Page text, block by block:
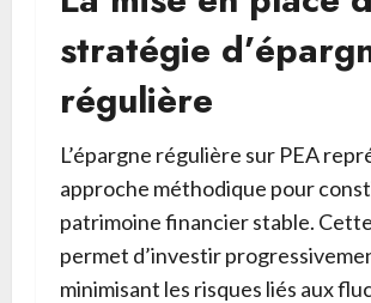
stratégie
régulière
L’épargne régulière sur PEA
approche méthodique pour
patrimoine financier stable.
permet d’investir
minimisant les risques liés aux